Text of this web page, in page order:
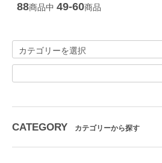
88商品中 49-60商品
CATEGORY カテゴリーから探す